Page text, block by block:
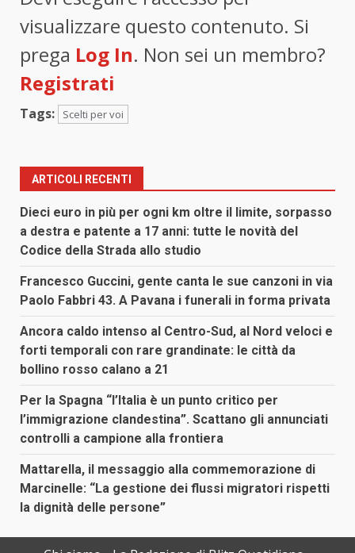
visualizzare questo contenuto. Si
prega Log In. Non sei un membro?
Registrati
Tags: Scelti per voi
ARTICOLI RECENTI
Dieci euro in più per ogni km oltre il limite, sorpasso
a destra e patente a 17 anni: tutte le novità del
Codice della Strada allo studio
Francesco Guccini, gente canta le sue canzoni in via
Paolo Fabbri 43. A Pavana i funerali in forma privata
Ancora caldo intenso al Centro-Sud, al Nord veloci e
forti temporali con rare grandinate: le città da
bollino rosso calano a 21
Per la Spagna “l’Italia è un punto critico per
l’immigrazione clandestina”. Scattano gli annunciati
controlli a campione alla frontiera
Mattarella, il messaggio alla commemorazione di
Marcinelle: “La gestione dei flussi migratori rispetti
la dignità delle persone”